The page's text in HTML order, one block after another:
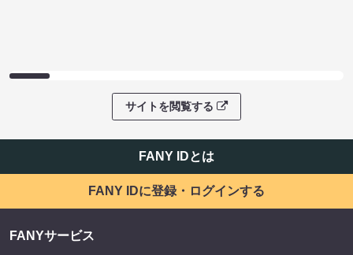
サイトを閲覧する
FANY IDとは
FANY IDに登録・ログインする
FANYサービス